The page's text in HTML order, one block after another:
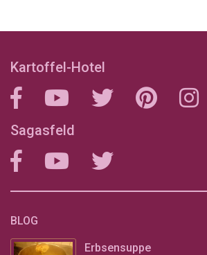
Kartoffel-Hotel
Sagasfeld
BLOG
Erbsensuppe